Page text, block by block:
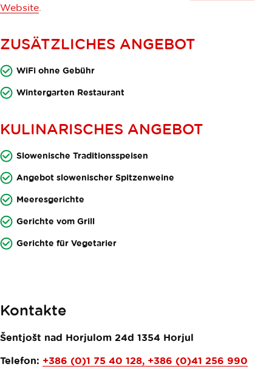
Website
ZUSÄTZLICHES ANGEBOT
WiFi ohne Gebühr
Wintergarten Restaurant
KULINARISCHES ANGEBOT
Slowenische Traditionsspeisen
Angebot slowenischer Spitzenweine
Meeresgerichte
Gerichte vom Grill
Gerichte für Vegetarier
Kontakte
Šentjošt nad Horjulom 24d 1354 Horjul
Telefon: +386 (0)1 75 40 128, +386 (0)41 256 990